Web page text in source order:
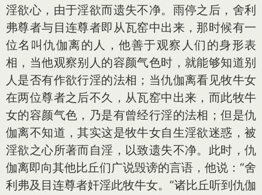
淫欲心，由于淫欲而遗失不净。雨停之后，舍利
弗尊者与目连尊者即从瓦窑中出来，那时候有一
位名叫仇伽离的人，他善于观察人们的身形表
相，当他观察别人的容颜气色时，就能够知道别
人是否有作欲行淫的法相；当仇伽离看见牧牛女
在两位尊者之后不久，从瓦窑中出来，而此牧牛
女的容颜气色，乃是有曾经行淫的法相；但是仇
伽离不知道，其实这是牧牛女自生淫欲迷惑，被
淫欲之心所著而自淫，以致遗失不净。此时，仇
伽离即向其他比丘们广说毁谤的言语，他说：“舍
利弗及目连尊者奸淫此牧牛女。”诸比丘听到仇伽